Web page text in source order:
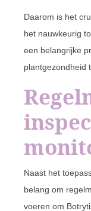
Daarom is het
het nauwkeurig
een belangrijke
plantgezondheid
Naast het
belang om
voeren om